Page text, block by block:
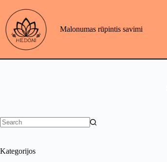
content
Malonumas rūpintis savimi
Kategorijos